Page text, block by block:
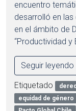
encuentro
desarrolló en las
en el ámbito de
“Productividad y
Seguir leyendo
Etiquetado
equidad de género